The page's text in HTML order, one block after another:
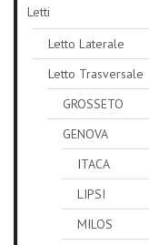
Letti
Letto Laterale
Letto Trasversale
GROSSETO
GENOVA
ITACA
LIPSI
MILOS